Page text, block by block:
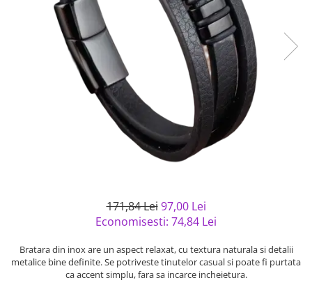
semipretioase
Bijuterii argint placat cu aur
Bijuterii argint cu diverse
Bijuterii argint cu murano
Bijuterii de Lux
Bijuterii gotice si rock
Bijuterii Handmade
Bijuterii fantezie
Casete si cutii de bijuterii
171,84 Lei 97,00 Lei
Economisesti: 74,84 Lei
Bratara din inox are un aspect relaxat, cu textura naturala si detalii
metalice bine definite. Se potriveste tinutelor casual si poate fi purtata
ca accent simplu, fara sa incarce incheietura.